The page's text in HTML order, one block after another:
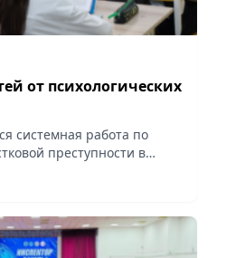
от психологических
системная работа по
преступности в
и порядок", сообщает